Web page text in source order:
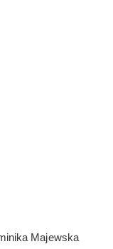
Majewska